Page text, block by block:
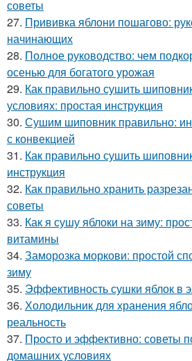
советы
27. Прививка яблони пошагово:
начинающих
28. Полное руководство: чем
осенью для богатого урожая
29. Как правильно сушить
условиях: простая инструкция
30. Сушим шиповник правильно:
с конвекцией
31. Как правильно сушить
инструкция
32. Как правильно хранить
советы
33. Как я сушу яблоки на зиму:
витамины
34. Заморозка моркови: простой
зиму
35. Эффективность сушки яблок в
36. Холодильник для хранения
реальность
37. Просто и эффективно: советы
домашних условиях